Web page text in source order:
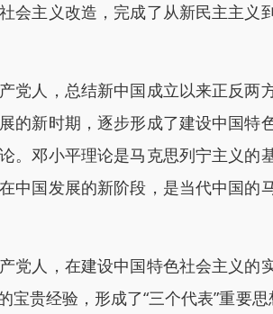
会主义改造，完成了从新民主主
人，总结新中国成立以来正反两
的新时期，逐步形成了建设中国
邓小平理论是马克思列宁主义的
中国发展的新阶段，是当代中国
人，在建设中国特色社会主义的
贵经验，形成了“三个代表”重要